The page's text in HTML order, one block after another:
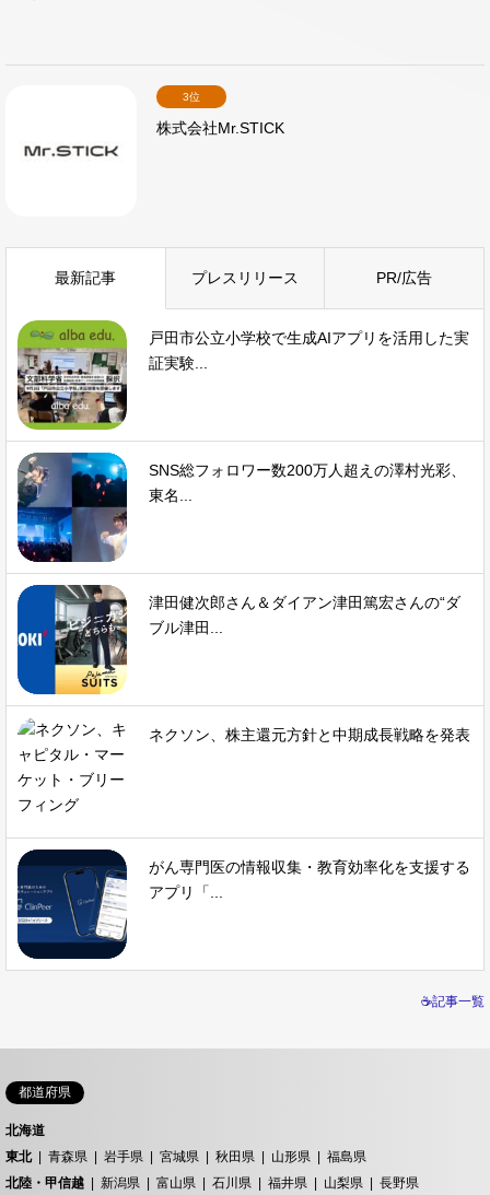
3位
株式会社Mr.STICK
最新記事 プレスリリース PR/広告
戸田市公立小学校で生成AIアプリを活用した実
証実験...
SNS総フォロワー数200万人超えの澤村光彩、
東名...
津田健次郎さん＆ダイアン津田篤宏さんの“ダ
ブル津田...
ネクソン、株主還元方針と中期成長戦略を発表
がん専門医の情報収集・教育効率化を支援する
アプリ「...
☕記事一覧
都道府県
北海道
東北
青森県 岩手県 宮城県 秋田県 山形県
福島県
北陸・甲信越
新潟県 富山県 石川県 福井県 山梨県
長野県